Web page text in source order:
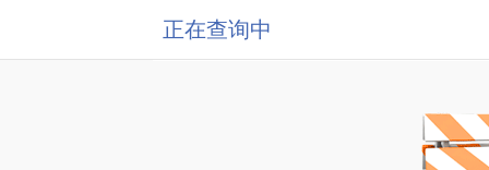
正在查询中